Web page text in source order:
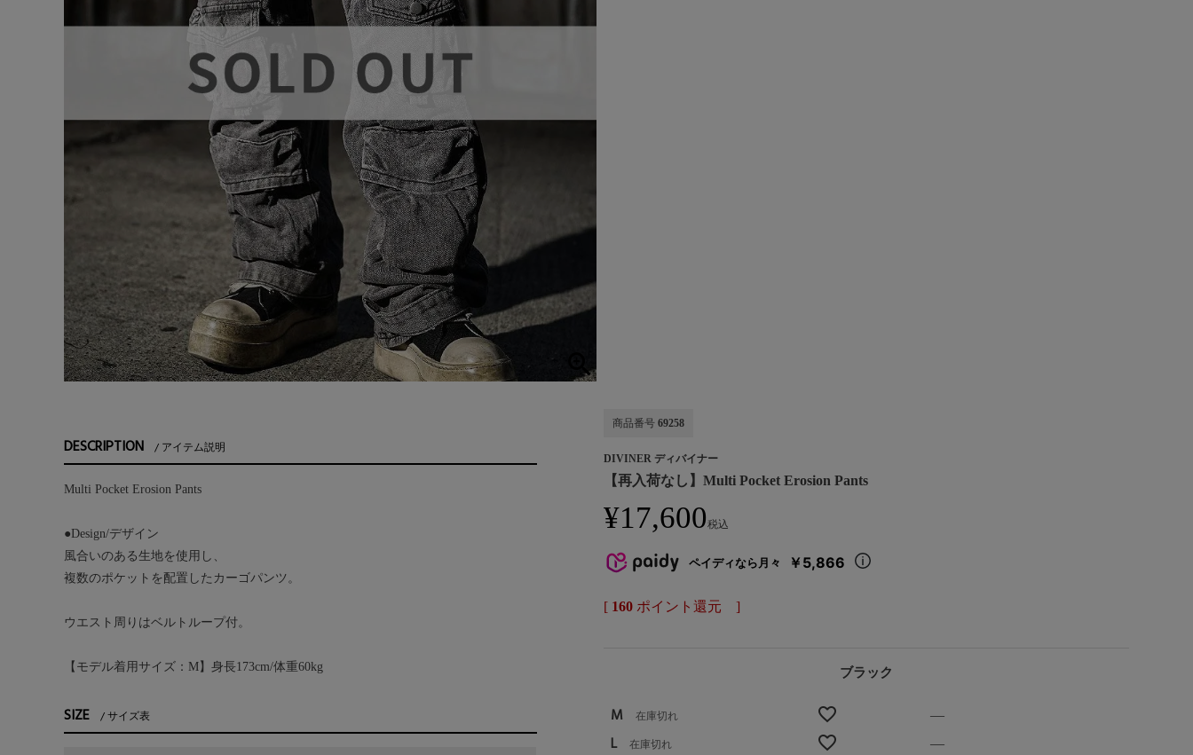
DESCRIPTION アイテム説明
Multi Pocket Erosion Pants
●Design/デザイン
風合いのある生地を使用し、
複数のポケットを配置したカーゴパンツ。
ウエスト周りはベルトループ付。
【モデル着用サイズ：M】身長173cm/体重60kg
SIZE サイズ表
商品番号 69258
DIVINER ディバイナー
【再入荷なし】Multi Pocket Erosion Pants
¥17,600税込
ペイディなら月々 ￥5,866
[ 160 ポイント還元 ]
ブラック
M 在庫切れ —
L 在庫切れ —